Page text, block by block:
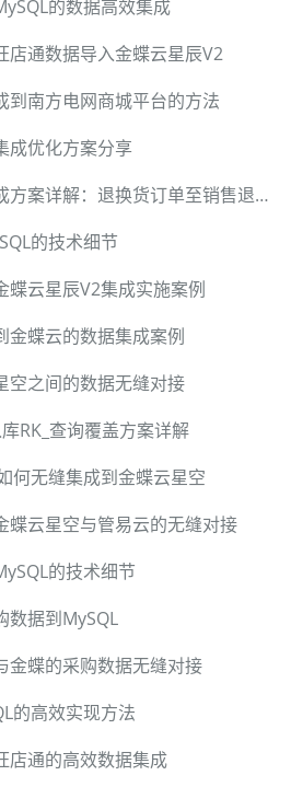
的数据高效集成
店通数据导入金蝶云星辰V2
到南方电网商城平台的方法
成优化方案分享
管易云与金蝶云星空集成方案详解：退换货订单至销售退货单转换
的技术细节
蝶云星辰V2集成实施案例
金蝶云的数据集成案例
空之间的数据无缝对接
RK_查询覆盖方案详解
何无缝集成到金蝶云星空
蝶云星空与管易云的无缝对接
的技术细节
数据到MySQL
金蝶的采购数据无缝对接
的高效实现方法
店通的高效数据集成